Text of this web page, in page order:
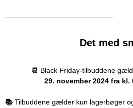
Det med
📆 Black Friday-tilbuddene
29. november 2024 fra kl.
📚 Tilbuddene gælder kun lagerbøger